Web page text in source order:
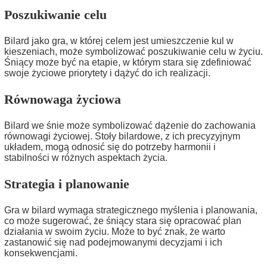
Poszukiwanie celu
Bilard jako gra, w której celem jest umieszczenie kul w
kieszeniach, może symbolizować poszukiwanie celu w życiu.
Śniący może być na etapie, w którym stara się zdefiniować
swoje życiowe priorytety i dążyć do ich realizacji.
Równowaga życiowa
Bilard we śnie może symbolizować dążenie do zachowania
równowagi życiowej. Stoły bilardowe, z ich precyzyjnym
układem, mogą odnosić się do potrzeby harmonii i
stabilności w różnych aspektach życia.
Strategia i planowanie
Gra w bilard wymaga strategicznego myślenia i planowania,
co może sugerować, że śniący stara się opracować plan
działania w swoim życiu. Może to być znak, że warto
zastanowić się nad podejmowanymi decyzjami i ich
konsekwencjami.